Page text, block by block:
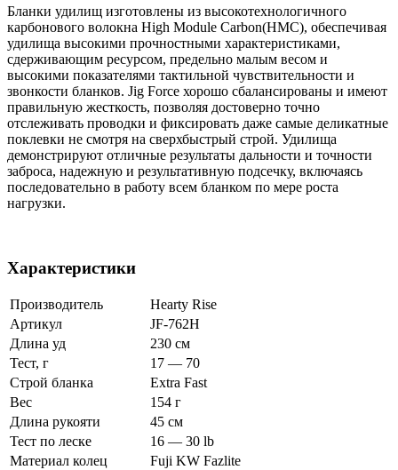
Бланки удилищ изготовлены из высокотехнологичного
карбонового волокна High Module Carbon(HMС), обеспечивая
удилища высокими прочностными характеристиками,
сдерживающим ресурсом, предельно малым весом и
высокими показателями тактильной чувствительности и
звонкости бланков. Jig Force хорошо сбалансированы и имеют
правильную жесткость, позволяя достоверно точно
отслеживать проводки и фиксировать даже самые деликатные
поклевки не смотря на сверхбыстрый строй. Удилища
демонстрируют отличные результаты дальности и точности
заброса, надежную и результативную подсечку, включаясь
последовательно в работу всем бланком по мере роста
нагрузки.
Характеристики
Производитель
Hearty Rise
Артикул
JF-762H
Длина уд
230 см
Тест, г
17 — 70
Строй бланка
Extra Fast
Вес
154 г
Длина рукояти
45 см
Тест по леске
16 — 30 lb
Материал колец
Fuji KW Fazlite